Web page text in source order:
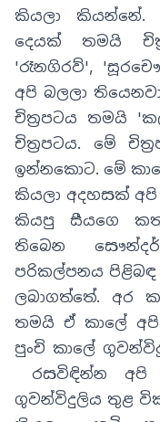
කියලා කියන්නේ.
දෙයක් තමයි
'රෑනගිරව්', '
අපි බලලා
චිත්‍රපටය තමයි
චිත්‍රපටය. මේ
ඉන්නකොට. මේ
කියලා අදහසක්
කියපු සීයගෙ
තිබෙන
පරිකල්පනය
ලබාගත්තේ. අර
තමයි ඒ කාලේ
පුංචි කාලේ
රසවිඳින්න අපි
ගුවන්විදුලිය තුළ